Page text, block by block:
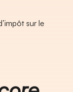
sur le